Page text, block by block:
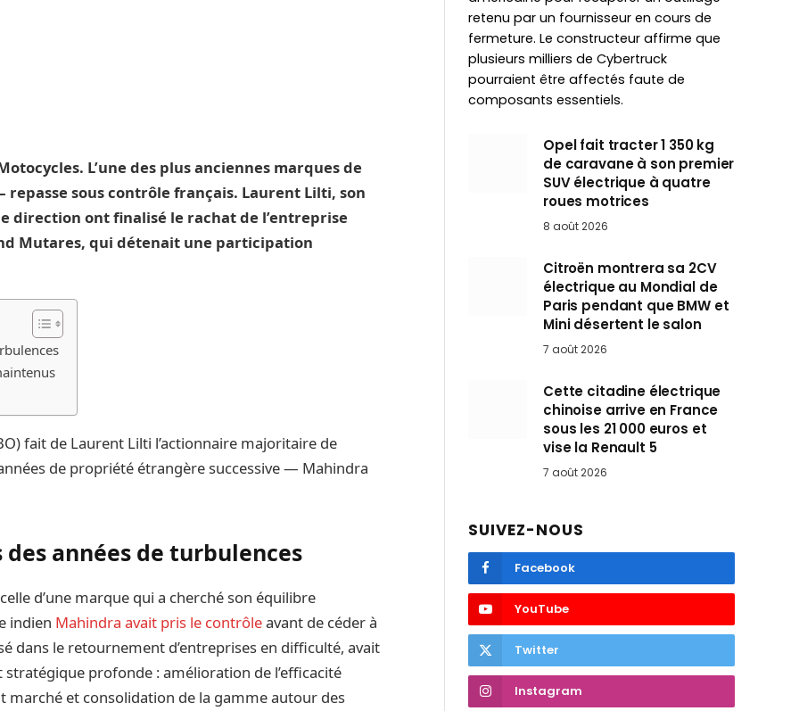
L’une des plus anciennes marques de
sous contrôle français. Laurent Lilti, son
direction ont finalisé le rachat de l’entreprise
Mutares, qui détenait une participation
fait de Laurent Lilti l’actionnaire majoritaire de
de propriété étrangère successive — Mahindra
années de turbulences
d’une marque qui a cherché son équilibre
indien Mahindra avait pris le contrôleavant de céder à
dans le retournement d’entreprises en difficulté, avait
profonde : amélioration de l’efficacité
et consolidation de la gamme autour des
retenu par un fournisseur en cours de
fermeture. Le constructeur affirme que
plusieurs milliers de Cybertruck
pourraient être affectés faute de
composants essentiels.
Opel fait tracter 1 350 kg
de caravane à son premier
SUV électrique à quatre
roues motrices
8 août 2026
Citroën montrera sa 2CV
électrique au Mondial de
Paris pendant que BMW et
Mini désertent le salon
7 août 2026
Cette citadine électrique
chinoise arrive en France
sous les 21 000 euros et
vise la Renault 5
7 août 2026
SUIVEZ-NOUS
Facebook
YouTube
Twitter
Instagram